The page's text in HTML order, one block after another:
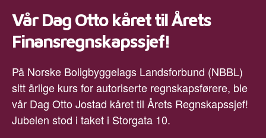
Vår Dag Otto kåret til Årets
Finansregnskapssjef!
På Norske Boligbyggelags Landsforbund (NBBL)
sitt årlige kurs for autoriserte regnskapsførere, ble
vår Dag Otto Jostad kåret til Årets Regnskapssjef!
Jubelen stod i taket i Storgata 10.